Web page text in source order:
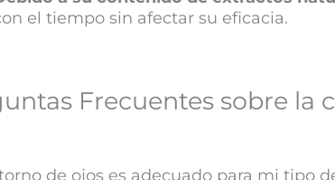
el tiempo sin afectar su eficacia.
Frecuentes sobre la
de ojos es adecuado para mi tipo